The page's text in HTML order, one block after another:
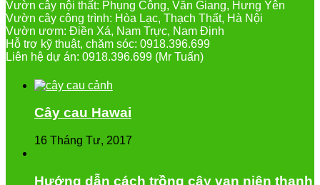
Vườn cây nội thất: Phụng Công, Văn Giang, Hưng Yên
Vườn cây công trình: Hòa Lạc, Thạch Thất, Hà Nội
Vườn ươm: Điền Xá, Nam Trực, Nam Định
Hỗ trợ kỹ thuật, chăm sóc: 0918.396.699
Liên hệ dự án: 0918.396.699 (Mr Tuấn)
Cây cau Hawai
16 Tháng Tư, 2017
Hướng dẫn cách trồng cây vạn niên thanh